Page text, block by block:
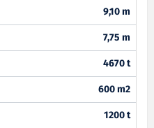
9,10 m
7,75 m
4670 t
600 m2
1200 t